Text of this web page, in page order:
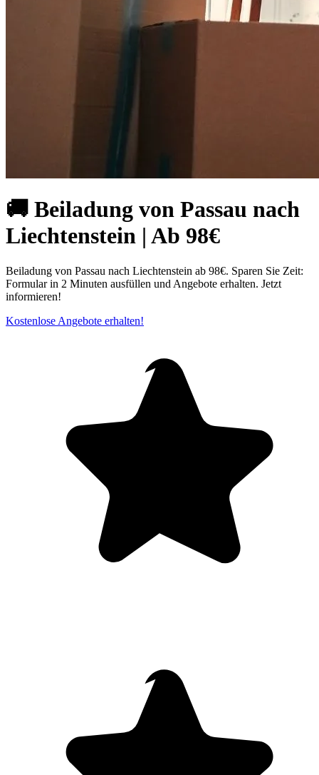
🚚 Beiladung von Passau nach
Liechtenstein | Ab 98€
Beiladung von Passau nach Liechtenstein ab 98€. Sparen Sie Zeit:
Formular in 2 Minuten ausfüllen und Angebote erhalten. Jetzt
informieren!
Kostenlose Angebote erhalten!